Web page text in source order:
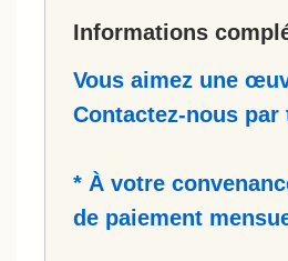
Informations
Vous aimez une
Contactez-nous
* À votre
de paiement